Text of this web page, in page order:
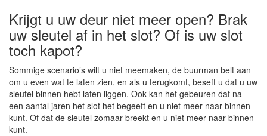
Krijgt u uw deur niet meer open? Brak
uw sleutel af in het slot? Of is uw slot
toch kapot?
Sommige scenario’s wilt u niet meemaken, de buurman belt aan
om u even wat te laten zien, en als u terugkomt, beseft u dat u uw
sleutel binnen hebt laten liggen. Ook kan het gebeuren dat na
een aantal jaren het slot het begeeft en u niet meer naar binnen
kunt. Of dat de sleutel zomaar breekt en u niet meer naar binnen
kunt.